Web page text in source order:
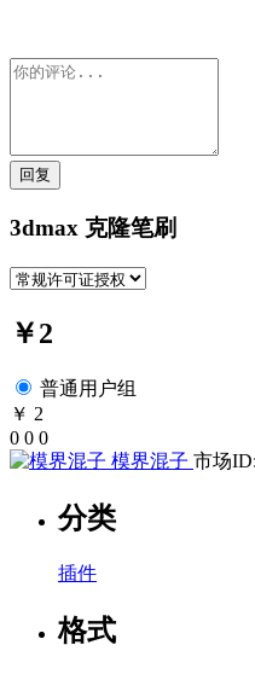
回复
3dmax 克隆笔刷
￥2
普通用户组
￥ 2
0 0 0
模界混子 市场
分类
插件
格式